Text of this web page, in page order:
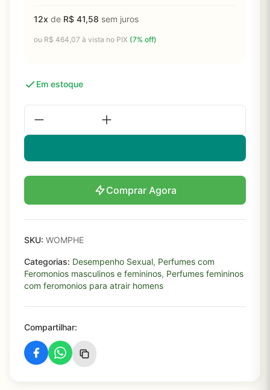
12x de R$ 41,58 sem juros
ou R$ 464,07 à vista no PIX (7% off)
Em estoque
Comprar Agora
SKU: WOMPHE
Categorias: Desempenho Sexual, Perfumes com
Feromonios masculinos e femininos, Perfumes femininos
com feromonios para atrair homens
Compartilhar: